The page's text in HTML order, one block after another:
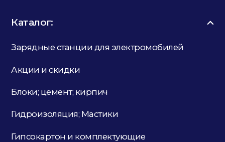
Каталог:
Зарядные станции для электромобилей
Акции и скидки
Блоки; цемент; кирпич
Гидроизоляция; Мастики
Гипсокартон и комплектующие